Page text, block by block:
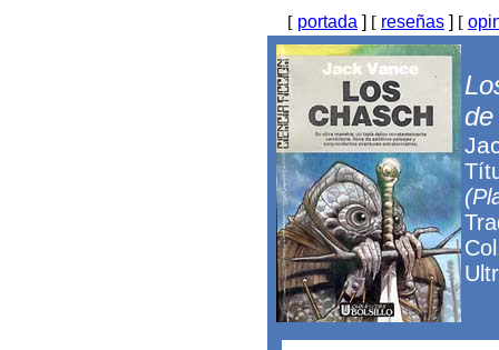
[ portada ] [ reseñas ] [